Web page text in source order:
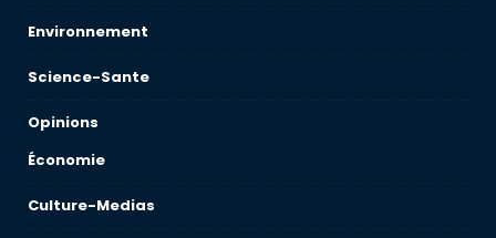
Environnement
Science-Sante
Opinions
Économie
Culture-Medias